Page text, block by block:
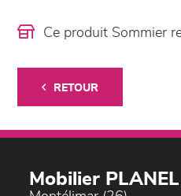
Ce produit Sommier
RETOUR
Mobilier PLANEL